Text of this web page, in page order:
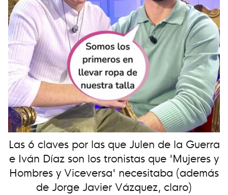
Las 6 claves por las que Julen de la Guerra
e Iván Díaz son los tronistas que 'Mujeres y
Hombres y Viceversa' necesitaba (además
de Jorge Javier Vázquez, claro)